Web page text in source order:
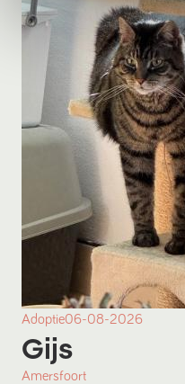
Adoptie06-08-2026
Gijs
Amersfoort